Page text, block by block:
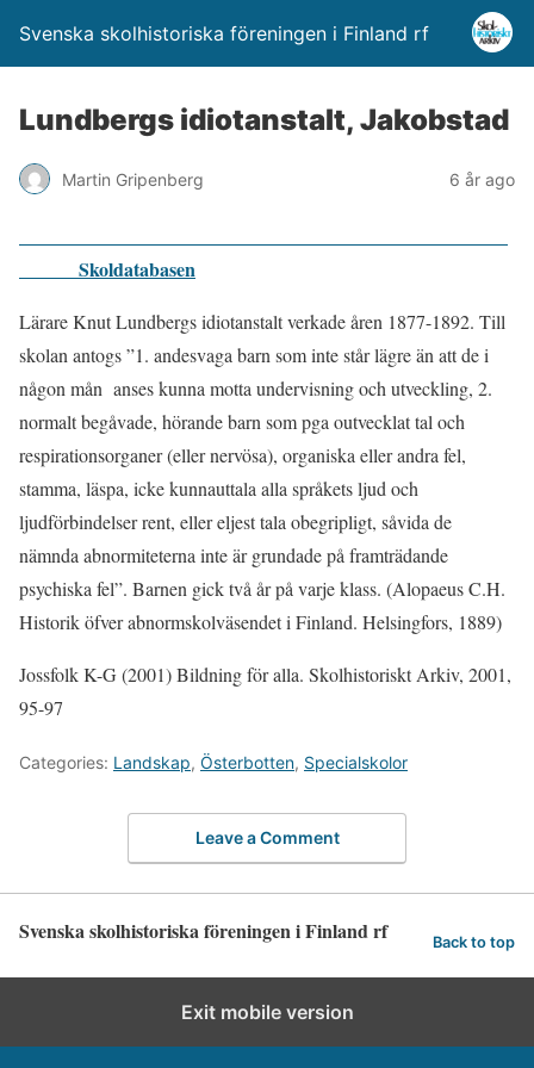
Svenska skolhistoriska föreningen i Finland rf
Lundbergs idiotanstalt, Jakobstad
Martin Gripenberg 6 år ago
Skoldatabasen
Lärare Knut Lundbergs idiotanstalt verkade åren 1877-1892. Till
skolan antogs ”1. andesvaga barn som inte står lägre än att de i
någon mån anses kunna motta undervisning och utveckling, 2.
normalt begåvade, hörande barn som pga outvecklat tal och
respirationsorganer (eller nervösa), organiska eller andra fel,
stamma, läspa, icke kunnauttala alla språkets ljud och
ljudförbindelser rent, eller eljest tala obegripligt, såvida de
nämnda abnormiteterna inte är grundade på framträdande
psychiska fel”. Barnen gick två år på varje klass. (Alopaeus C.H.
Historik öfver abnormskolväsendet i Finland. Helsingfors, 1889)
Jossfolk K-G (2001) Bildning för alla. Skolhistoriskt Arkiv, 2001,
95-97
Categories: Landskap, Österbotten, Specialskolor
Leave a Comment
Svenska skolhistoriska föreningen i Finland rf Back to top
Exit mobile version